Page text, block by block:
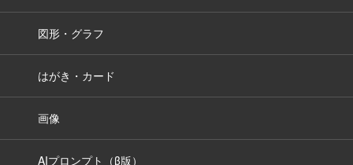
図形・グラフ
はがき・カード
画像
AIプロンプト（β版）